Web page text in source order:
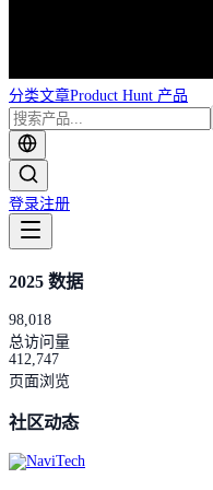
分类文章Product Hunt 产品
登录注册
2025 数据
98,018
总访问量
412,747
页面浏览
社区动态